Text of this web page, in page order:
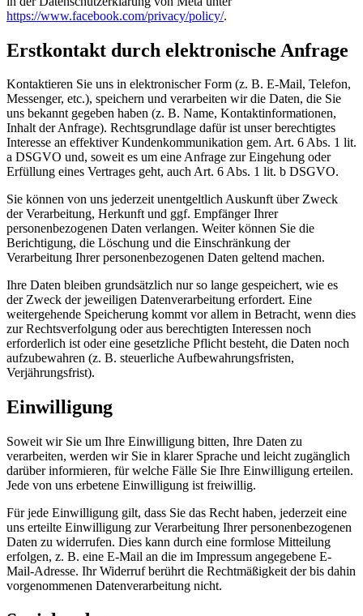
https://www.facebook.com/privacy/policy/.
Erstkontakt durch elektronische Anfrage
Kontaktieren Sie uns in elektronischer Form (z. B. E-Mail, Telefon,
Messenger, etc.), speichern und verarbeiten wir die Daten, die Sie
uns bekannt gegeben haben (z. B. Name, Kontaktinformationen,
Inhalt der Anfrage). Rechtsgrundlage dafür ist unser berechtigtes
Interesse an effektiver Kundenkommunikation gem. Art. 6 Abs. 1 lit.
a DSGVO und, soweit es um eine Anfrage zur Eingehung oder
Erfüllung eines Vertrages geht, auch Art. 6 Abs. 1 lit. b DSGVO.
Sie können von uns jederzeit unentgeltlich Auskunft über Zweck
der Verarbeitung, Herkunft und ggf. Empfänger Ihrer
personenbezogenen Daten verlangen. Weiter können Sie die
Berichtigung, die Löschung und die Einschränkung der
Verarbeitung Ihrer personenbezogenen Daten geltend machen.
Ihre Daten bleiben grundsätzlich nur so lange gespeichert, wie es
der Zweck der jeweiligen Datenverarbeitung erfordert. Eine
weitergehende Speicherung kommt vor allem in Betracht, wenn dies
zur Rechtsverfolgung oder aus berechtigten Interessen noch
erforderlich ist oder eine gesetzliche Pflicht besteht, die Daten noch
aufzubewahren (z. B. steuerliche Aufbewahrungsfristen,
Verjährungsfrist).
Einwilligung
Soweit wir Sie um Ihre Einwilligung bitten, Ihre Daten zu
verarbeiten, werden wir Sie in klarer Sprache und leicht zugänglich
darüber informieren, für welche Fälle Sie Ihre Einwilligung erteilen.
Jede von uns erbetene Einwilligung ist freiwillig.
Für jede Einwilligung gilt, dass Sie das Recht haben, jederzeit eine
uns erteilte Einwilligung zur Verarbeitung Ihrer personenbezogenen
Daten zu widerrufen. Dies kann durch eine formlose Mitteilung
erfolgen, z. B. eine E-Mail an die im Impressum angegebene E-
Mail-Adresse. Ihr Widerruf berührt die Rechtmäßigkeit der bis dahin
vorgenommenen Datenverarbeitung nicht.